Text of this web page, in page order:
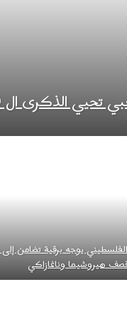
الذكرى ال 59 لانطلاقتها في حلب